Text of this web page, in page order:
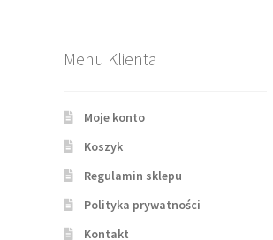
Menu Klienta
Moje konto
Koszyk
Regulamin sklepu
Polityka prywatności
Kontakt